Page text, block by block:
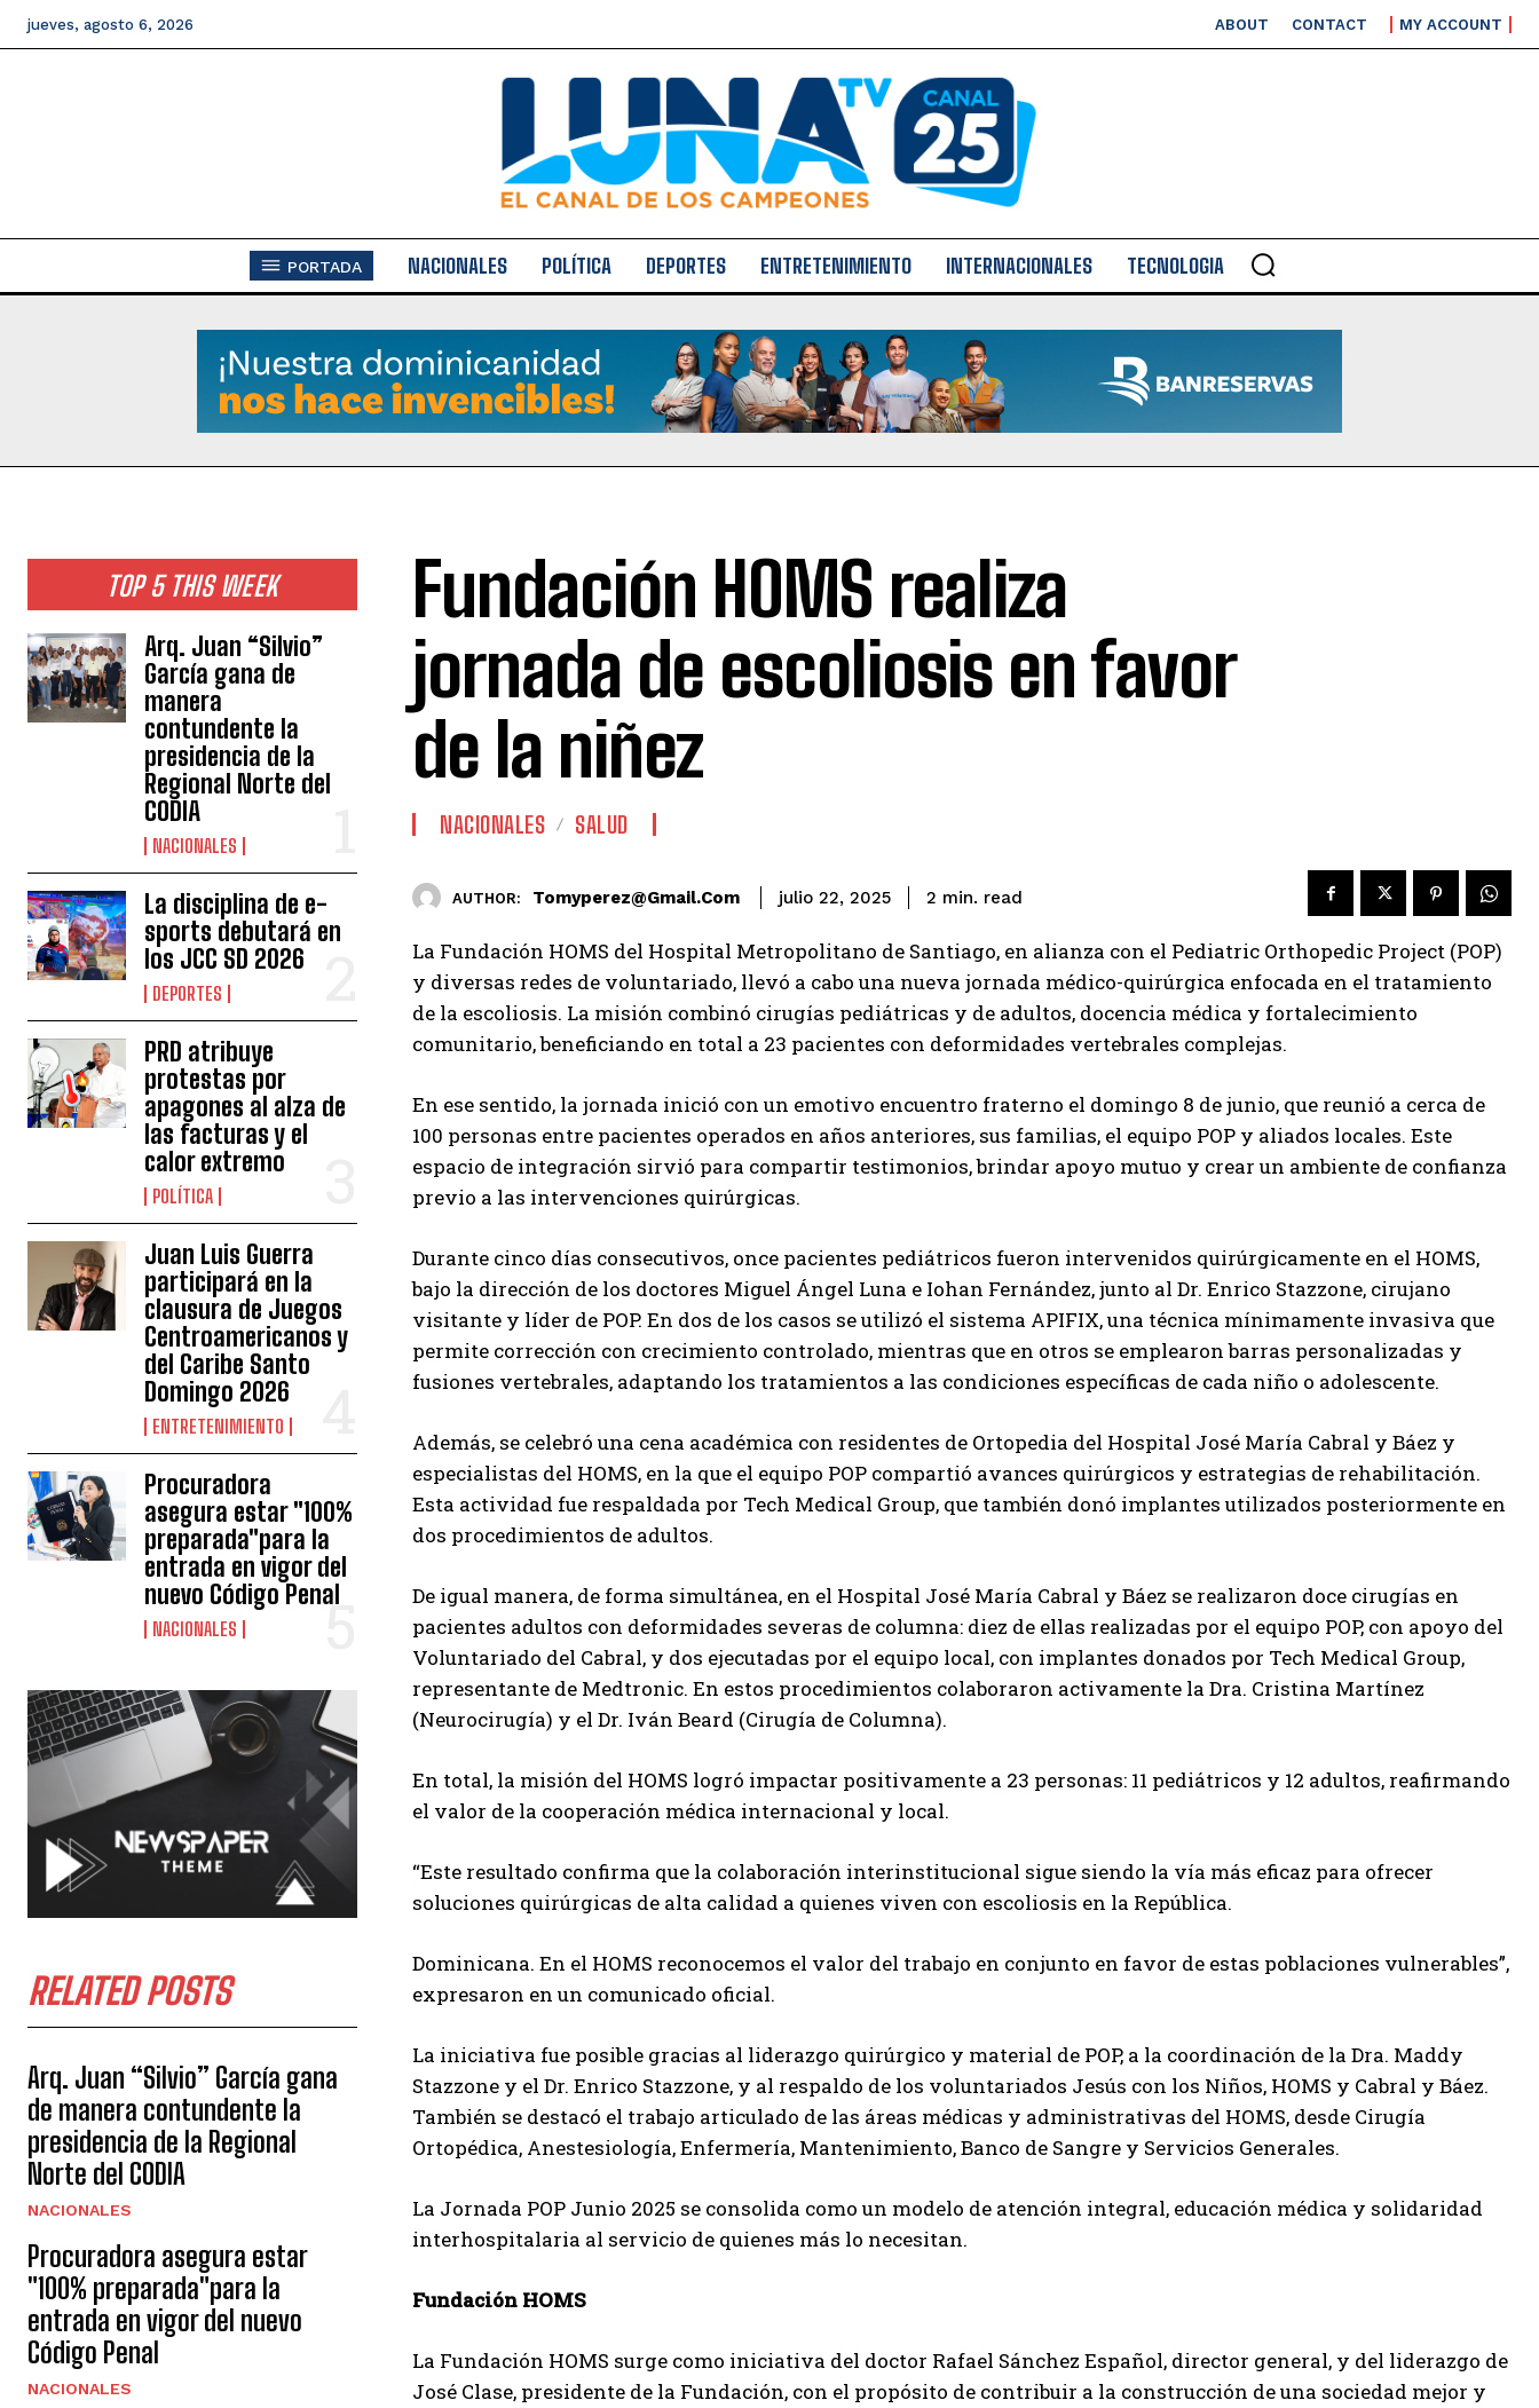
jueves, agosto 6, 2026 ABOUT CONTACT MY ACCOUNT
PORTADA NACIONALES POLÍTICA DEPORTES ENTRETENIMIENTO INTERNACIONALES TECNOLOGIA
TOP 5 THIS WEEK
Arq. Juan “Silvio”
García gana de
manera
contundente la
presidencia de la
Regional Norte del
CODIA
NACIONALES
La disciplina de e-
sports debutará en
los JCC SD 2026
DEPORTES
PRD atribuye
protestas por
apagones al alza de
las facturas y el
calor extremo
POLÍTICA
Juan Luis Guerra
participará en la
clausura de Juegos
Centroamericanos y
del Caribe Santo
Domingo 2026
ENTRETENIMIENTO
Procuradora
asegura estar "100%
preparada"para la
entrada en vigor del
nuevo Código Penal
NACIONALES
RELATED POSTS
Arq. Juan “Silvio” García gana
de manera contundente la
presidencia de la Regional
Norte del CODIA
NACIONALES
Procuradora asegura estar
"100% preparada"para la
entrada en vigor del nuevo
Código Penal
NACIONALES
Fundación HOMS realiza
jornada de escoliosis en favor
de la niñez
NACIONALES SALUD
AUTHOR: Tomyperez@gmail.com julio 22, 2025 2 min. read
La Fundación HOMS del Hospital Metropolitano de Santiago, en alianza con el Pediatric Orthopedic Project (POP)
y diversas redes de voluntariado, llevó a cabo una nueva jornada médico-quirúrgica enfocada en el tratamiento
de la escoliosis. La misión combinó cirugías pediátricas y de adultos, docencia médica y fortalecimiento
comunitario, beneficiando en total a 23 pacientes con deformidades vertebrales complejas.
En ese sentido, la jornada inició con un emotivo encuentro fraterno el domingo 8 de junio, que reunió a cerca de
100 personas entre pacientes operados en años anteriores, sus familias, el equipo POP y aliados locales. Este
espacio de integración sirvió para compartir testimonios, brindar apoyo mutuo y crear un ambiente de confianza
previo a las intervenciones quirúrgicas.
Durante cinco días consecutivos, once pacientes pediátricos fueron intervenidos quirúrgicamente en el HOMS,
bajo la dirección de los doctores Miguel Ángel Luna e Iohan Fernández, junto al Dr. Enrico Stazzone, cirujano
visitante y líder de POP. En dos de los casos se utilizó el sistema APIFIX, una técnica mínimamente invasiva que
permite corrección con crecimiento controlado, mientras que en otros se emplearon barras personalizadas y
fusiones vertebrales, adaptando los tratamientos a las condiciones específicas de cada niño o adolescente.
Además, se celebró una cena académica con residentes de Ortopedia del Hospital José María Cabral y Báez y
especialistas del HOMS, en la que el equipo POP compartió avances quirúrgicos y estrategias de rehabilitación.
Esta actividad fue respaldada por Tech Medical Group, que también donó implantes utilizados posteriormente en
dos procedimientos de adultos.
De igual manera, de forma simultánea, en el Hospital José María Cabral y Báez se realizaron doce cirugías en
pacientes adultos con deformidades severas de columna: diez de ellas realizadas por el equipo POP, con apoyo del
Voluntariado del Cabral, y dos ejecutadas por el equipo local, con implantes donados por Tech Medical Group,
representante de Medtronic. En estos procedimientos colaboraron activamente la Dra. Cristina Martínez
(Neurocirugía) y el Dr. Iván Beard (Cirugía de Columna).
En total, la misión del HOMS logró impactar positivamente a 23 personas: 11 pediátricos y 12 adultos, reafirmando
el valor de la cooperación médica internacional y local.
“Este resultado confirma que la colaboración interinstitucional sigue siendo la vía más eficaz para ofrecer
soluciones quirúrgicas de alta calidad a quienes viven con escoliosis en la República.
Dominicana. En el HOMS reconocemos el valor del trabajo en conjunto en favor de estas poblaciones vulnerables”,
expresaron en un comunicado oficial.
La iniciativa fue posible gracias al liderazgo quirúrgico y material de POP, a la coordinación de la Dra. Maddy
Stazzone y el Dr. Enrico Stazzone, y al respaldo de los voluntariados Jesús con los Niños, HOMS y Cabral y Báez.
También se destacó el trabajo articulado de las áreas médicas y administrativas del HOMS, desde Cirugía
Ortopédica, Anestesiología, Enfermería, Mantenimiento, Banco de Sangre y Servicios Generales.
La Jornada POP Junio 2025 se consolida como un modelo de atención integral, educación médica y solidaridad
interhospitalaria al servicio de quienes más lo necesitan.
Fundación HOMS
La Fundación HOMS surge como iniciativa del doctor Rafael Sánchez Español, director general, y del liderazgo de
José Clase, presidente de la Fundación, con el propósito de contribuir a la construcción de una sociedad mejor y